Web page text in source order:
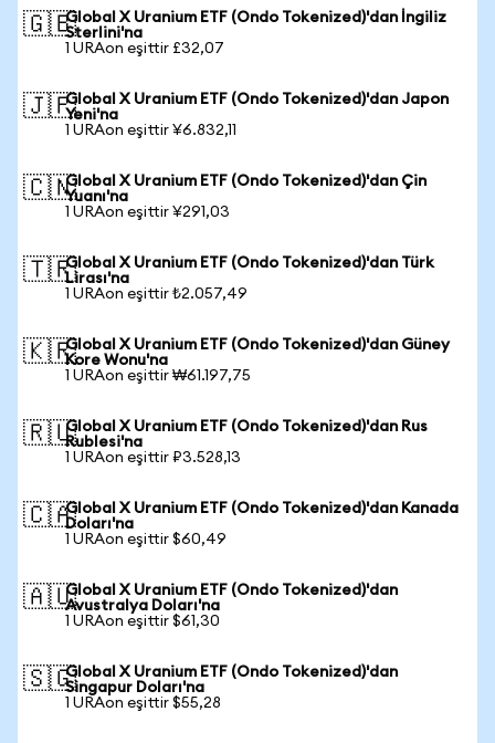
🇬🇧Global X Uranium ETF (Ondo Tokenized)'dan İngiliz
Sterlini'na
1 URAon eşittir £32,07
🇯🇵Global X Uranium ETF (Ondo Tokenized)'dan Japon
Yeni'na
1 URAon eşittir ¥6.832,11
🇨🇳Global X Uranium ETF (Ondo Tokenized)'dan Çin
Yuanı'na
1 URAon eşittir ¥291,03
🇹🇷Global X Uranium ETF (Ondo Tokenized)'dan Türk
Lirası'na
1 URAon eşittir ₺2.057,49
🇰🇷Global X Uranium ETF (Ondo Tokenized)'dan Güney
Kore Wonu'na
1 URAon eşittir ₩61.197,75
🇷🇺Global X Uranium ETF (Ondo Tokenized)'dan Rus
Rublesi'na
1 URAon eşittir ₽3.528,13
🇨🇦Global X Uranium ETF (Ondo Tokenized)'dan Kanada
Doları'na
1 URAon eşittir $60,49
🇦🇺Global X Uranium ETF (Ondo Tokenized)'dan
Avustralya Doları'na
1 URAon eşittir $61,30
🇸🇬Global X Uranium ETF (Ondo Tokenized)'dan
Singapur Doları'na
1 URAon eşittir $55,28